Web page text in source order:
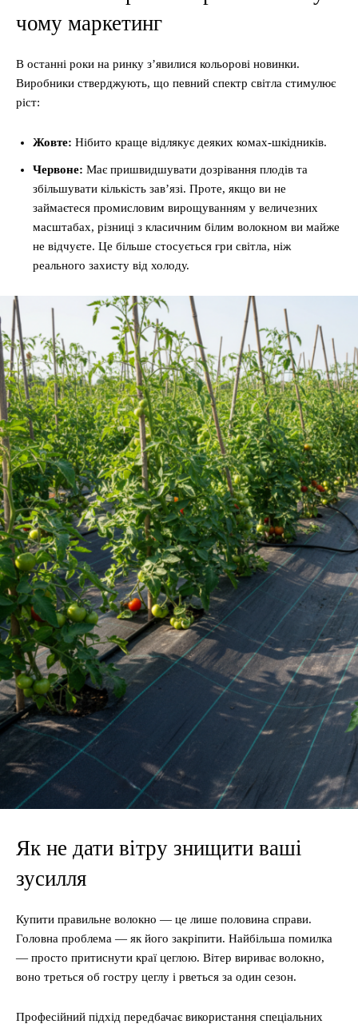
чому маркетинг
В останні роки на ринку з’явилися кольорові новинки.
Виробники стверджують, що певний спектр світла стимулює
ріст:
Жовте: Нібито краще відлякує деяких комах-шкідників.
Червоне: Має пришвидшувати дозрівання плодів та
збільшувати кількість зав’язі. Проте, якщо ви не
займаєтеся промисловим вирощуванням у величезних
масштабах, різниці з класичним білим волокном ви майже
не відчуєте. Це більше стосується гри світла, ніж
реального захисту від холоду.
Як не дати вітру знищити ваші
зусилля
Купити правильне волокно — це лише половина справи.
Головна проблема — як його закріпити. Найбільша помилка
— просто притиснути краї цеглою. Вітер вириває волокно,
воно треться об гостру цеглу і рветься за один сезон.
Професійний підхід передбачає використання спеціальних